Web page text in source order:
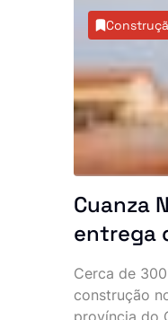
crescimento
dinamismo
com
Cuanza
entrega
sociais
Cerca de
construção
província do